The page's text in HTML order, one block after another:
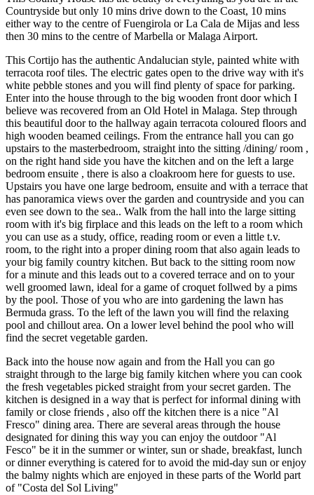
Countryside but only 10 mins drive down to the Coast, 10 mins
either way to the centre of Fuengirola or La Cala de Mijas and less
then 30 mins to the centre of Marbella or Malaga Airport.
This Cortijo has the authentic Andalucian style, painted white with
terracota roof tiles. The electric gates open to the drive way with it's
white pebble stones and you will find plenty of space for parking.
Enter into the house through to the big wooden front door which I
believe was recovered from an Old Hotel in Malaga. Step through
this beautiful door to the hallway again terracota coloured floors and
high wooden beamed ceilings. From the entrance hall you can go
upstairs to the masterbedroom, straight into the sitting /dining/ room ,
on the right hand side you have the kitchen and on the left a large
bedroom ensuite , there is also a cloakroom here for guests to use.
Upstairs you have one large bedroom, ensuite and with a terrace that
has panoramica views over the garden and countryside and you can
even see down to the sea.. Walk from the hall into the large sitting
room with it's big firplace and this leads on the left to a room which
you can use as a study, office, reading room or even a little t.v.
room, to the right into a proper dining room that also again leads to
your big family country kitchen. But back to the sitting room now
for a minute and this leads out to a covered terrace and on to your
well groomed lawn, ideal for a game of croquet follwed by a pims
by the pool. Those of you who are into gardening the lawn has
Bermuda grass. To the left of the lawn you will find the relaxing
pool and chillout area. On a lower level behind the pool who will
find the secret vegetable garden.
Back into the house now again and from the Hall you can go
straight through to the large big family kitchen where you can cook
the fresh vegetables picked straight from your secret garden. The
kitchen is designed in a way that is perfect for informal dining with
family or close friends , also off the kitchen there is a nice "Al
Fresco" dining area. There are several areas through the house
designated for dining this way you can enjoy the outdoor "Al
Fesco" be it in the summer or winter, sun or shade, breakfast, lunch
or dinner everything is catered for to avoid the mid-day sun or enjoy
the balmy nights which are enjoyed in these parts of the World part
of "Costa del Sol Living"